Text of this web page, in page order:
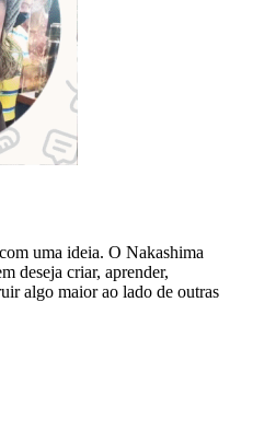
uma ideia. O Nakashima
deseja criar, aprender,
algo maior ao lado de outras